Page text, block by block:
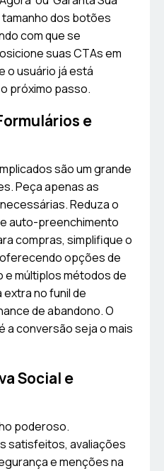
tamanho dos botões
com que se
suas CTAs em
o usuário já está
próximo passo.
e
são um grande
Peça apenas as
Reduza o
auto-preenchimento
compras, simplifique o
opções de
e múltiplos métodos de
no funil de
de abandono. O
a conversão seja o mais
Social e
poderoso.
satisfeitos, avaliações
e menções na